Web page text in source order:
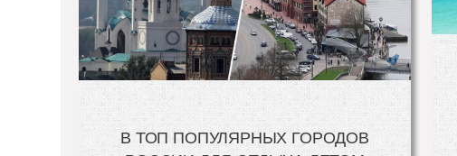
В ТОП ПОПУЛЯРНЫХ ГОРОДОВ